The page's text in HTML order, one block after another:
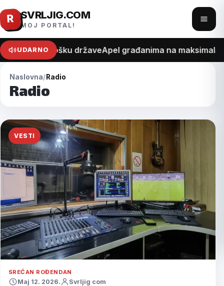
Pređi
na
sadržaj
R SVRLJIG.COM
MOJ PORTAL!
meni
UDARNO
recept o trošku državeApel građanima na maksimalan
Naslovna Radio
Radio
VESTI
SREĆAN ROĐENDAN
Maj 12. 2026. Svrljig com